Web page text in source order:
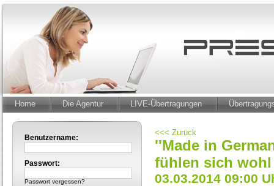
Home Die Agentur LIVE-Übertragungen
Benutzername:
Passwort:
Passwort vergessen?
<<< Zurück
''Made in
fühlen sich
03.03.2014 09:00